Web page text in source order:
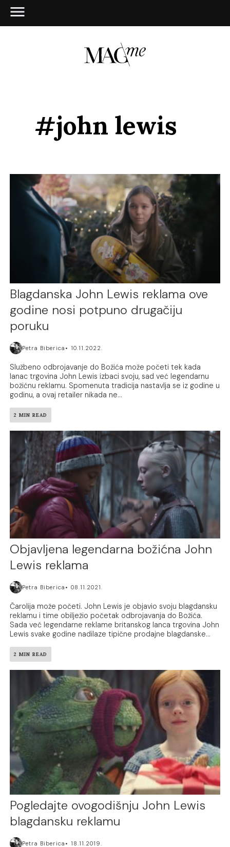
#john lewis
Blagdanska John Lewis reklama ove
godine nosi potpuno drugačiju
poruku
Petra Biberica 10.11.2022.
Službeno odbrojavanje do Božića može početi tek kada
lanac trgovina John Lewis izbaci svoju, sad već legendarnu
božićnu reklamu. Spomenuta tradicija nastavlja se iz godine u
godinu, a ovaj retailer nikada ne...
2 MIN READ
Objavljena legendarna božićna John
Lewis reklama
Petra Biberica 08.11.2021.
Čarolija može početi. John Lewis je objavio svoju blagdansku
reklamu i time obilježio početak odbrojavanja do Božića.
Sada već legendarne reklame britanskog lanca trgovina John
Lewis svake godine nadilaze tipične prodajne blagdanske...
2 MIN READ
Pogledajte ovogodišnju John Lewis
blagdansku reklamu
Petra Biberica 18.11.2019.